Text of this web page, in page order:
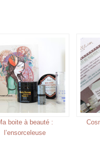
boite à beauté :
l’ensorceleuse